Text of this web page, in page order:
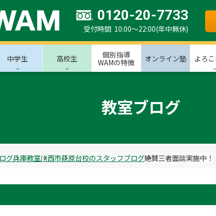
0120-20-7733
受付時間 10:00～22:00(年中無休)
中学生 高校生
個別指導
WAMの特徴
オンライン塾 よろ
教室ブログ
グ兵庫教室川西市萩原台校のスタッフブログ絶賛三者面談実施中！